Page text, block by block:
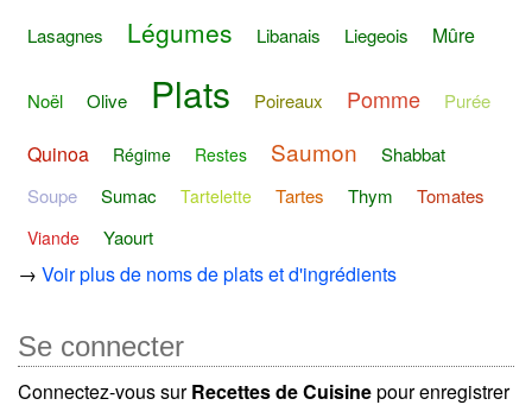
Lasagnes Légumes Libanais Liegeois Mûre
Noël Olive Plats Poireaux Pomme Purée
Quinoa Régime Restes Saumon
Shabbat
Soupe
Sumac Tartelette Tartes Thym Tomates
Viande Yaourt
→ Voir plus de noms de plats et d'ingrédients
Se connecter
Connectez-vous surRecettes de Cuisinepour enregistrer